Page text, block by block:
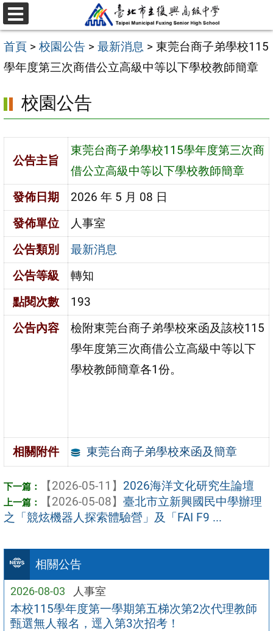
跳
至
主
要
容
區
選
單
首頁 > 校園公告 > 最新消息 > 東莞台商子弟學校115
學年度第三次商借公立高級中等以下學校教師簡章
相關公告
2026-08-03 人事室
本校115學年度第一學期第五梯次第2次代理教師
甄選無人報名，逕入第3次招考！
校園公告
公告主旨
東莞台商子弟學校115學年度第三次商
借公立高級中等以下學校教師簡章
發佈日期
2026 年 5 月 08 日
發佈單位
人事室
公告類別
最新消息
公告等級
轉知
點閱次數
193
公告內容
檢附東莞台商子弟學校來函及該校115
學年度第三次商借公立高級中等以下
學校教師簡章各1份。
相關附件 東莞台商子弟學校來函及簡章
【2026-05-11】 2026海洋文化研究生論壇
【2026-05-08】 臺北市立新興國民中學辦理
之「競炫機器人探索體驗營」及「FAI F9 ...